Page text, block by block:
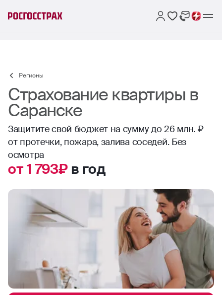
Регионы
Страхование квартиры в
Саранске
Защитите свой бюджет на сумму до 26 млн. ₽
от протечки, пожара, залива соседей. Без
осмотра
от 1 793₽в год